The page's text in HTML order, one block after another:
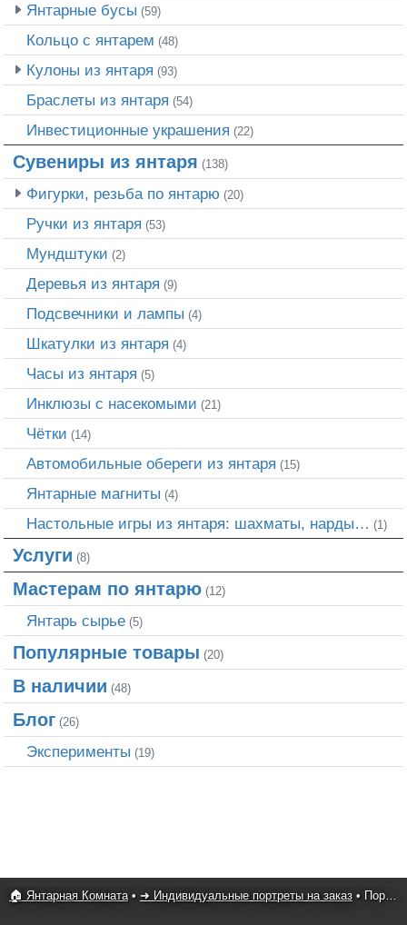
Янтарные бусы (59)
Кольцо с янтарем (48)
Кулоны из янтаря (93)
Браслеты из янтаря (54)
Инвестиционные украшения (22)
Сувениры из янтаря (138)
Фигурки, резьба по янтарю (20)
Ручки из янтаря (53)
Мундштуки (2)
Деревья из янтаря (9)
Подсвечники и лампы (4)
Шкатулки из янтаря (4)
Часы из янтаря (5)
Инклюзы с насекомыми (21)
Чётки (14)
Автомобильные обереги из янтаря (15)
Янтарные магниты (4)
Настольные игры из янтаря: шахматы, нарды… (1)
Услуги (8)
Мастерам по янтарю (12)
Янтарь сырье (5)
Популярные товары (20)
В наличии (48)
Блог (26)
Эксперименты (19)
🏠 Янтарная Комната• ➜ Индивидуальные портреты на заказ • Портрет из янтаря 055